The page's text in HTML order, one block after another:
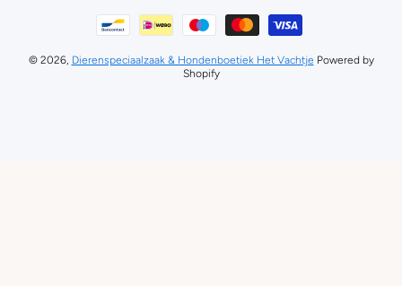
Betaalmethodes
© 2026, Dierenspeciaalzaak & Hondenboetiek Het Vachtje Powered by
Shopify